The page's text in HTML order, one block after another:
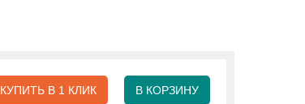
КУПИТЬ В 1 КЛИК В КОРЗИНУ